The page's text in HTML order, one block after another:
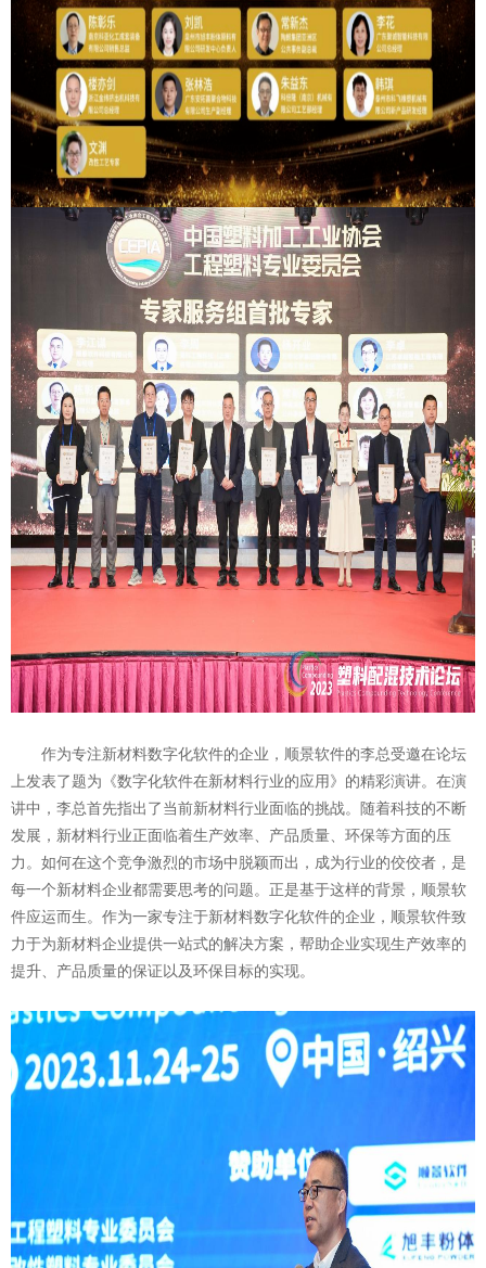
作为专注新材料数字化软件的企业， 顺景软件的李总受邀在论坛
上发表了题为《数字化软件在新材料行业的应用》的精彩演讲。在演
讲中，李总首先指出了当前新材料行业面临的挑战。随着科技的不断
发展，新材料行业正面临着生产效率、产品质量、环保等方面的压
力。如何在这个竞争激烈的市场中脱颖而出，成为行业的佼佼者，是
每一个新材料企业都需要思考的问题。正是基于这样的背景，顺景软
件应运而生。作为一家专注于新材料数字化软件的企业，顺景软件致
力于为新材料企业提供一站式的解决方案，帮助企业实现生产效率的
提升、产品质量的保证以及环保目标的实现。